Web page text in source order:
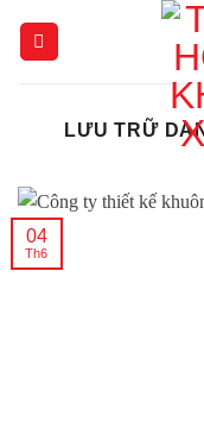
LƯU TRỮ
04
Th6